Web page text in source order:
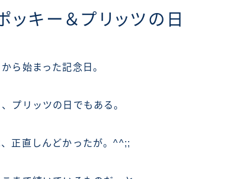
ッキー＆プリッツの日
ら始まった記念日。
プリッツの日でもある。
正直しんどかったが。^^;;